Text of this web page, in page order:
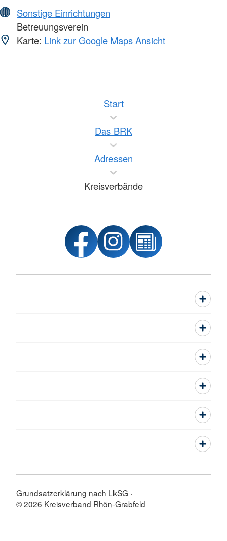
Sonstige Einrichtungen
Betreuungsverein
Karte: Link zur Google Maps Ansicht
Start
Das BRK
Adressen
Kreisverbände
Grundsatzerklärung nach LkSG
© 2026 Kreisverband Rhön-Grabfeld